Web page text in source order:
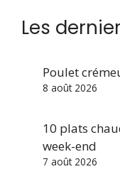
Les
Poulet
8 août 2026
10 plats
week-end
7 août 2026